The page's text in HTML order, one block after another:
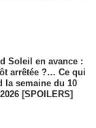
Soleil en avance :
arrêtée ?… Ce qui
la semaine du 10
[SPOILERS]